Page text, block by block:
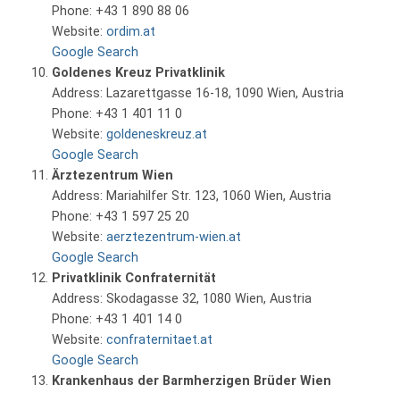
Phone: +43 1 890 88 06
Website: ordim.at
Google Search
Goldenes Kreuz Privatklinik
Address: Lazarettgasse 16-18, 1090 Wien, Austria
Phone: +43 1 401 11 0
Website: goldeneskreuz.at
Google Search
Ärztezentrum Wien
Address: Mariahilfer Str. 123, 1060 Wien, Austria
Phone: +43 1 597 25 20
Website: aerztezentrum-wien.at
Google Search
Privatklinik Confraternität
Address: Skodagasse 32, 1080 Wien, Austria
Phone: +43 1 401 14 0
Website: confraternitaet.at
Google Search
Krankenhaus der Barmherzigen Brüder Wien